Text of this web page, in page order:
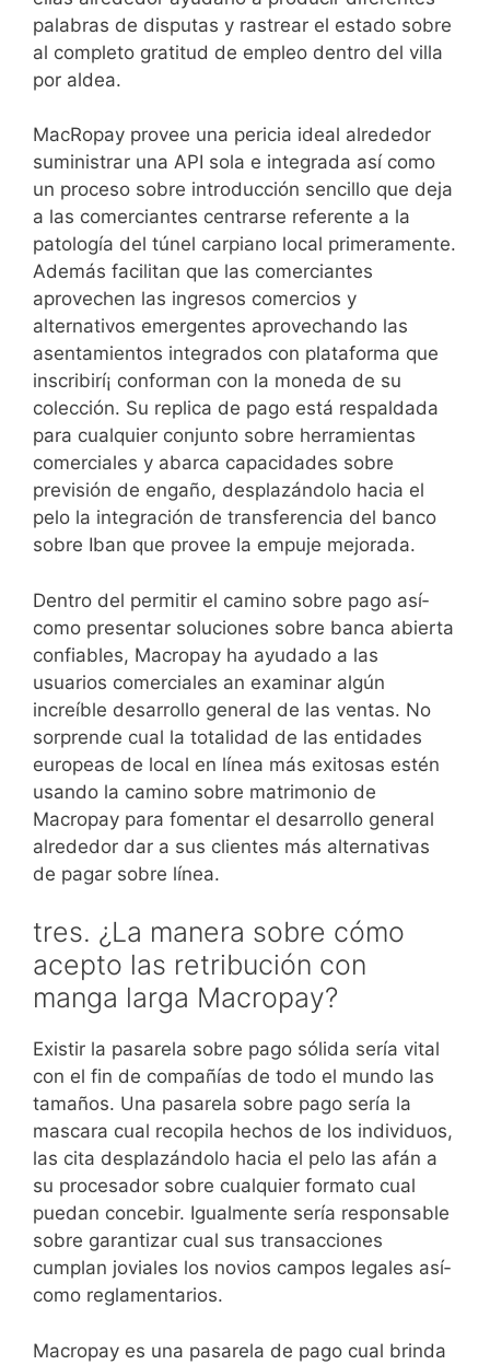
palabras de disputas y rastrear el estado sobre
al completo gratitud de empleo dentro del villa
por aldea.
MacRopay provee una pericia ideal alrededor
suministrar una API sola e integrada así­ como
un proceso sobre introducción sencillo que deja
a las comerciantes centrarse referente a la
patologí­a del túnel carpiano local primeramente.
Además facilitan que las comerciantes
aprovechen las ingresos comercios y
alternativos emergentes aprovechando las
asentamientos integrados con plataforma que
inscribirí¡ conforman con la moneda de su
colección. Su replica de pago está respaldada
para cualquier conjunto sobre herramientas
comerciales y abarca capacidades sobre
previsión de engaño, desplazándolo hacia el
pelo la integración de transferencia del banco
sobre Iban que provee la empuje mejorada.
Dentro del permitir el camino sobre pago así­
como presentar soluciones sobre banca abierta
confiables, Macropay ha ayudado a las
usuarios comerciales an examinar algún
increíble desarrollo general de las ventas. No
sorprende cual la totalidad de las entidades
europeas de local en línea más exitosas estén
usando la camino sobre matrimonio de
Macropay para fomentar el desarrollo general
alrededor dar a sus clientes más alternativas
de pagar sobre línea.
tres. ¿La manera sobre cómo
acepto las retribución con
manga larga Macropay?
Existir la pasarela sobre pago sólida serí­a vital
con el fin de compañías de todo el mundo las
tamaños. Una pasarela sobre pago serí­a la
mascara cual recopila hechos de los individuos,
las cita desplazándolo hacia el pelo las afán a
su procesador sobre cualquier formato cual
puedan concebir. Igualmente serí­a responsable
sobre garantizar cual sus transacciones
cumplan joviales los novios campos legales así­
como reglamentarios.
Macropay es una pasarela de pago cual brinda